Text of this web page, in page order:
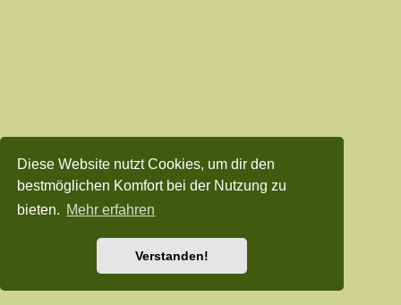
Diese Website nutzt Cookies, um dir den
bestmöglichen Komfort bei der Nutzung zu
bieten. Mehr erfahren
Verstanden!